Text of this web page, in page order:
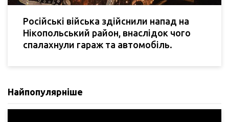
Російські війська здійснили напад на
Нікопольський район, внаслідок чого
спалахнули гараж та автомобіль.
Найпопулярніше